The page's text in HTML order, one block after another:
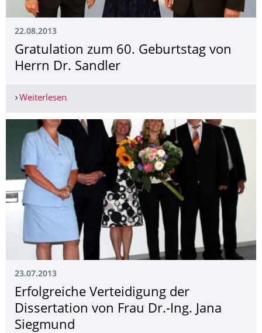
22.08.2013
Gratulation zum 60. Geburtstag von
Herrn Dr. Sandler
Weiterlesen
23.07.2013
Erfolgreiche Verteidigung der
Dissertation von Frau Dr.-Ing. Jana
Siegmund